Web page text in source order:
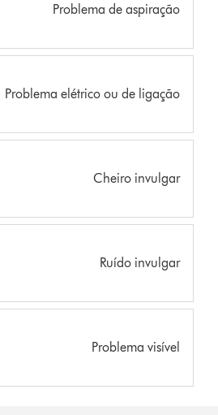
Problema de aspiração
Problema elétrico ou de ligação
Cheiro invulgar
Ruído invulgar
Problema visível